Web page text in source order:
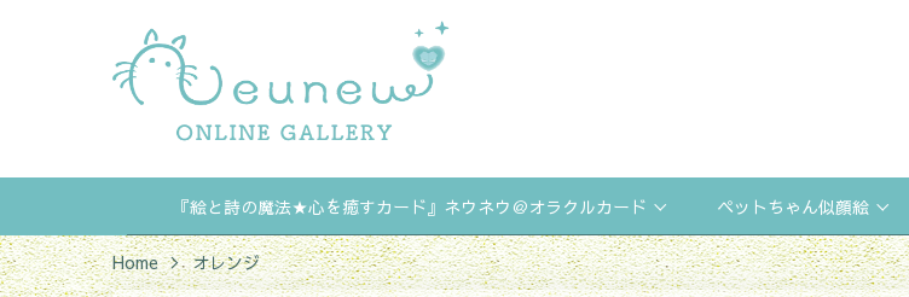
『絵と詩の魔法★心を癒すカード』ネウネウ＠オラクルカード ペットちゃん似顔絵
Home オレンジ